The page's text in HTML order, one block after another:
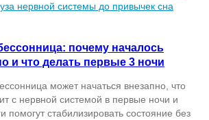
нервной системы до привычек сна
почему началось
и что делать первые 3 ночи
может начаться внезапно, что
с нервной системой в первые ночи и
помогут стабилизировать состояние без